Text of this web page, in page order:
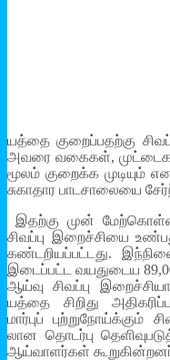
யத்தை குறைப்­ப­தற்கு
அவரை வகைகள்,
மூலம் குறைக்க
சுகா­தார பாட­சா­லையை
இதற்கு முன்
சிவப்பு இறைச்­சியை
கண்­ட­றி­யப்­பட்­டது.
இடைப்­பட்ட வய­து­டைய
ஆய்வு சிவப்பு
யத்தை சிறிது
மார்புப் புற்­று­நோய்க்கும்
லான தொடர்பு
ஆய்வாளர்கள்